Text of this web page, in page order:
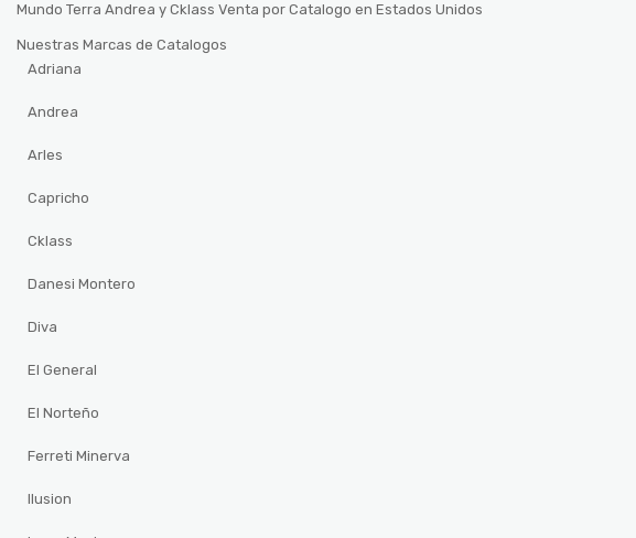
Mundo Terra Andrea y Cklass Venta por Catalogo en Estados Unidos
Nuestras Marcas de Catalogos
Adriana
Andrea
Arles
Capricho
Cklass
Danesi Montero
Diva
El General
El Norteño
Ferreti Minerva
Ilusion